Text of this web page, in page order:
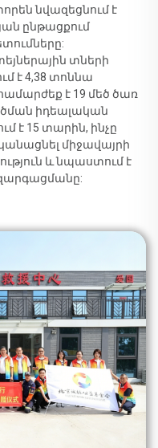
նվազեցնում է
ընթացքում
տների
է 4,38 տոննա
է 19 մեծ ծառ
իդեալական
է 15 տարին, ինչը
միջավայրի
և նպաստում է